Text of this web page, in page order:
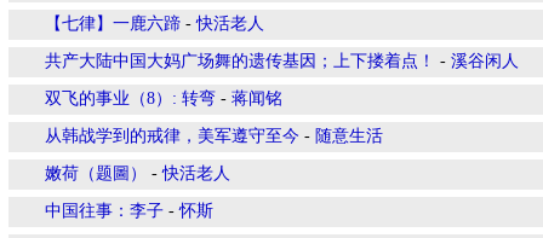
【七律】一鹿六蹄 -快活老人
共产大陆中国大妈广场舞的遗传基因；上下搂着点！ - 溪谷闲人
双飞的事业（8）: 转弯 - 蒋闻铭
从韩战学到的戒律，美军遵守至今 - 随意生活
嫩荷（题圖） -快活老人
中国往事：李子 -怀斯